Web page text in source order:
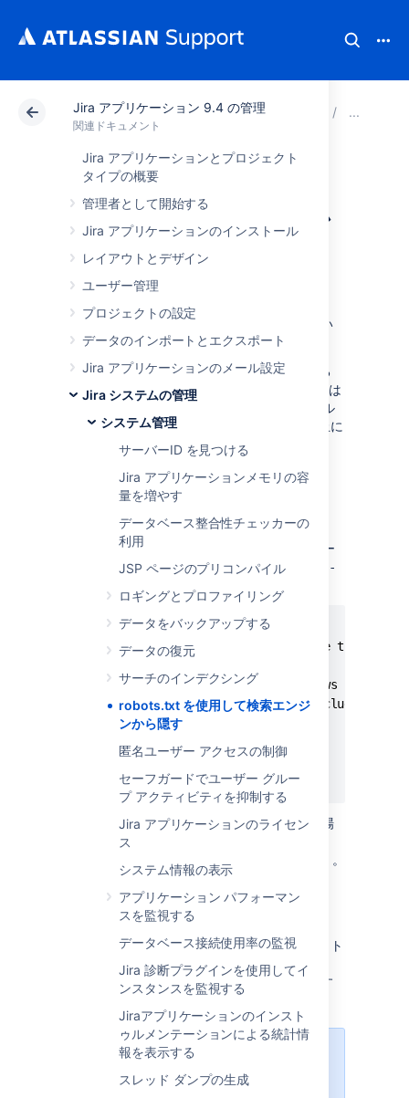
Jira アプリケーション 9.4 の管理
関連ドキュメント
Jira アプリケーションとプロジェクト
タイプの概要
管理者として開始する
Jira アプリケーションのインストール
レイアウトとデザイン
ユーザー管理
プロジェクトの設定
データのインポートとエクスポート
Jira アプリケーションのメール設定
Jira システムの管理
システム管理
サーバーID を見つける
Jira アプリケーションメモリの容
量を増やす
データベース整合性チェッカーの
利用
JSP ページのプリコンパイル
ロギングとプロファイリング
データをバックアップする
データの復元
サーチのインデクシング
robots.txt を使用して検索エンジ
ンから隠す
匿名ユーザー アクセスの制御
セーフガードでユーザー グルー
プ アクティビティを抑制する
Jira アプリケーションのライセン
ス
システム情報の表示
アプリケーション パフォーマン
スを監視する
データベース接続使用率の監視
Jira 診断プラグインを使用してイ
ンスタンスを監視する
Jiraアプリケーションのインスト
ゥルメンテーションによる統計情
報を表示する
スレッド ダンプの生成
アトラシアン サポート 関連ドキュメント Jira アプ
robots.txt を使用し
て検索エンジンか
ら隠す
robots.txt protocolは検索エンジン(Google、
MSN 等) に、サイトのクロールしてはいけない
部分を示します。
ログインしていなユーザーが課題を閲覧できる
Jira インスタンスに対し、robots.txt ファイルは
「課題ナビゲーター」ビュー の不要なクロール
(及び、Jira サーバーへの不要なロード) の防止に
役立ちます。
robots.txt の編集
Jira (バージョン 3.7 以降) は、以下の
robots.txtファイルを、Jira Web アプリケー
ションのルート ($JIRA-INSTALL/atlassian-
# robots.txt for Jira
# You may specify URLs in this file that will
# By default, all SearchRequestViews in the
# (XML, Printable and Word) are excluded
Disallow: /sr/
Disallow: /si/
または、すでにrobots.txtファイルがある場
合は、そのファイルを編集して
を追加します。。
robots.txt の公開
robots.txtファイルは、Jira のインターネット
ドメインのルート (例:
jira.mycompany.com/robots.txt ) で公開す
る必要があります。
お使いの Jira インスタンスを
jira.mycompany.com/jira